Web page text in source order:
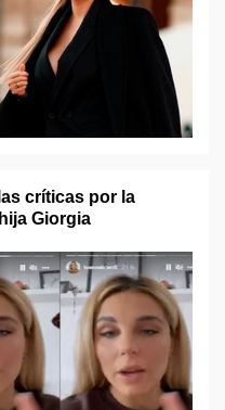
críticas por la
Giorgia